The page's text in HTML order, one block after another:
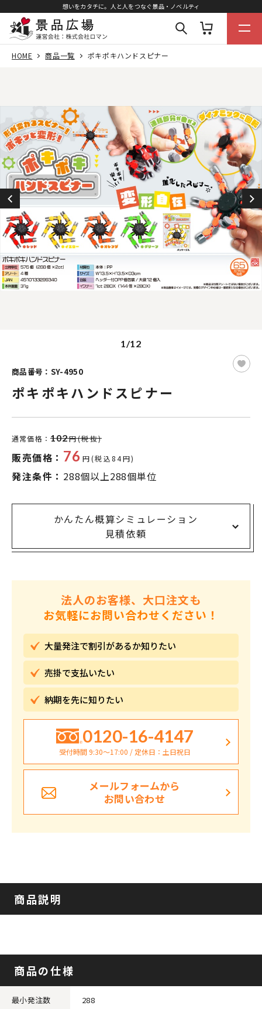
想いをカタチに。人と人をつなぐ景品・ノベルティ
HOME 商品一覧 ポキポキハンドスピナー
1/12
商品番号：SY-4950
ポキポキハンドスピナー
通常価格： 102円(税抜)
販売価格： 76 円(税込84円)
発注条件： 288個以上288個単位
かんたん概算シミュレーション
見積依頼
法人のお客様、大口注文も
お気軽にお問い合わせください！
大量発注で割引があるか知りたい
売掛で支払いたい
納期を先に知りたい
0120-16-4147
受付時間 9:30〜17:00 / 定休日：土日祝日
メールフォームから
お問い合わせ
商品説明
商品の仕様
最小発注数 288